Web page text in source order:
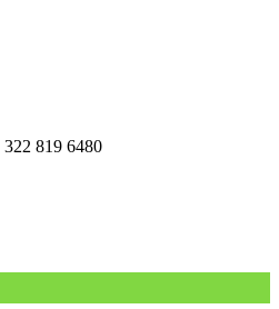
322 819 6480